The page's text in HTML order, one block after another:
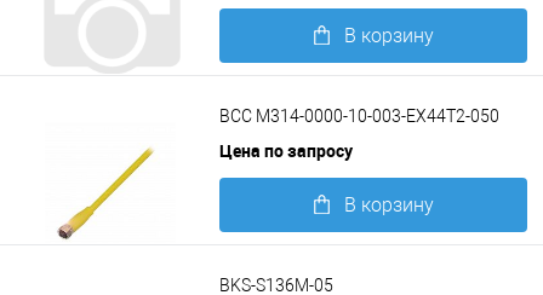
В корзину
BCC M314-0000-10-003-EX44T2-050
Цена по запросу
В корзину
BKS-S136M-05